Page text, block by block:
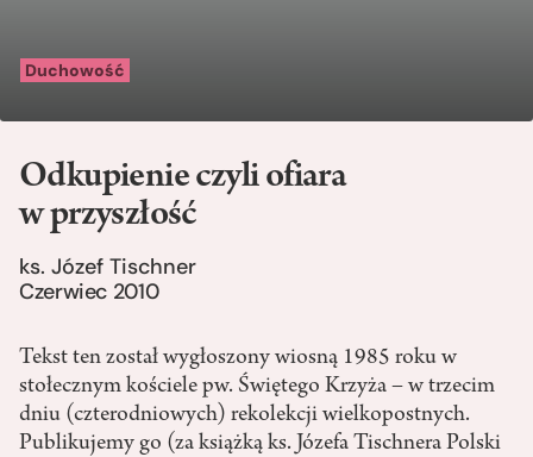
Duchowość
Odkupienie czyli ofiara
w przyszłość
ks. Józef Tischner
Czerwiec 2010
Tekst ten został wygłoszony wiosną 1985 roku w
stołecznym kościele pw. Świętego Krzyża – w trzecim
dniu (czterodniowych) rekolekcji wielkopostnych.
Publikujemy go (za książką ks. Józefa Tischnera Polski